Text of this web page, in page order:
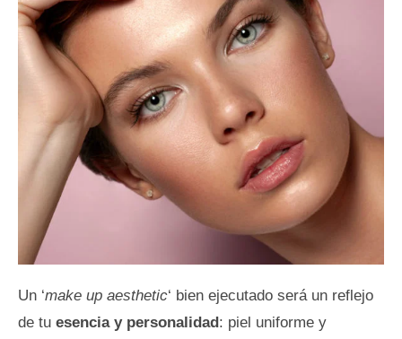
Un ‘make up aesthetic‘ bien ejecutado será un reflejo
de tu esencia y personalidad: piel uniforme y